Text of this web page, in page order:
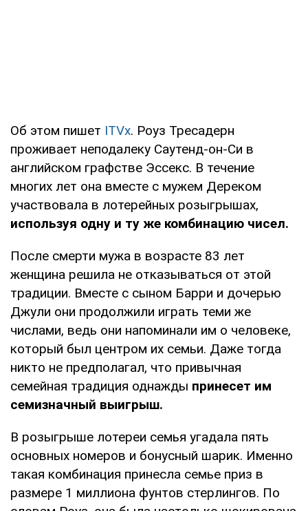
Об этом пишет ITVx. Роуз Тресадерн
проживает неподалеку Саутенд-он-Си в
английском графстве Эссекс. В течение
многих лет она вместе с мужем Дереком
участвовала в лотерейных розыгрышах,
используя одну и ту же комбинацию чисел.
После смерти мужа в возрасте 83 лет
женщина решила не отказываться от этой
традиции. Вместе с сыном Барри и дочерью
Джули они продолжили играть теми же
числами, ведь они напоминали им о человеке,
который был центром их семьи. Даже тогда
никто не предполагал, что привычная
семейная традиция однажды принесет им
семизначный выигрыш.
В розыгрыше лотереи семья угадала пять
основных номеров и бонусный шарик. Именно
такая комбинация принесла семье приз в
размере 1 миллиона фунтов стерлингов. По